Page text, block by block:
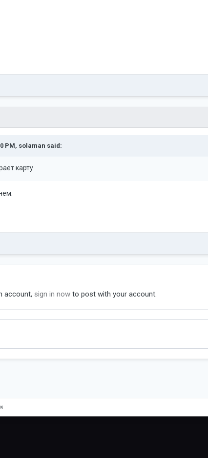
PM, solaman said:
карту
account, sign in now to post with your account.